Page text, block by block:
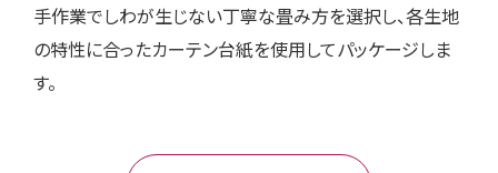
手作業でしわが生じない丁寧な畳み方を選択し、各生地
の特性に合ったカーテン台紙を使用してパッケージしま
す。